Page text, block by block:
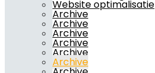
Website optimalisatie
Archive
Archive
Archive
Archive
Archive
Archive